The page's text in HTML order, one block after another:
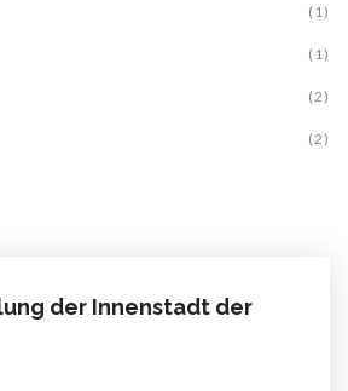
(1)
(1)
(2)
(2)
der Innenstadt der